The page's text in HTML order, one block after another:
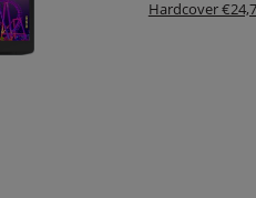
Hardcover